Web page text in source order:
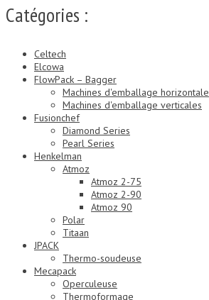
Catégories :
Celtech
Elcowa
FlowPack – Bagger
Machines d'emballage horizontale
Machines d'emballage verticales
Fusionchef
Diamond Series
Pearl Series
Henkelman
Atmoz
Atmoz 2-75
Atmoz 2-90
Atmoz 90
Polar
Titaan
JPACK
Thermo-soudeuse
Mecapack
Operculeuse
Thermoformage